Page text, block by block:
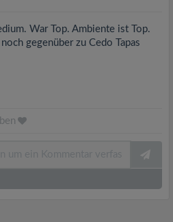
War Top. Ambiente ist Top.
gegenüber zu Cedo Tapas